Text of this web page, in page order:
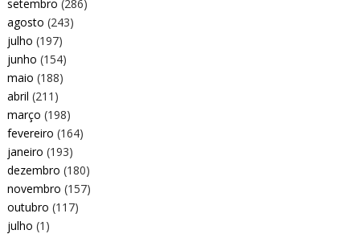
setembro (286)
agosto (243)
julho (197)
junho (154)
maio (188)
abril (211)
março (198)
fevereiro (164)
janeiro (193)
dezembro (180)
novembro (157)
outubro (117)
julho (1)